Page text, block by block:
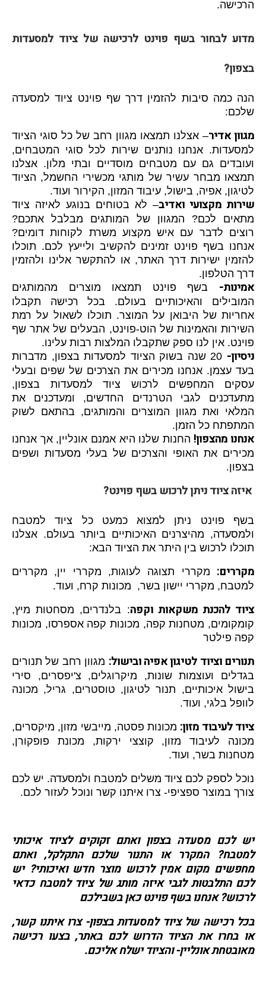
הרכישה.
מדוע לבחור בשף פוינט לרכישה של ציוד למסעדות
בצפון?
הנה כמה סיבות להזמין דרך שף פוינט ציוד למסעדה
שלכם:
מגוון אדיר– אצלנו תמצאו מגוון רחב של כל סוגי הציוד
למסעדות. אנחנו נותנים שירות לכל סוגי המטבחים,
ועובדים גם עם מטבחים מוסדיים ובתי מלון. אצלנו
תמצאו מבחר עשיר של מותגי מכשירי החשמל, הציוד
לטיגון, אפיה, בישול, עיבוד המזון, הקירור ועוד.
שירות מקצועי ואדיב– לא בטוחים בנוגע לאיזה ציוד
מתאים לכם? המגוון של המותגים מבלבל אתכם?
רוצים לדבר עם איש מקצוע משרת לקוחות דומים?
אנחנו בשף פוינט זמינים להקשיב ולייעץ לכם. תוכלו
להזמין ישירות דרך האתר, או להתקשר אלינו ולהזמין
דרך הטלפון.
אמינות- בשף פוינט תמצאו מוצרים מהמותגים
המובילים והאיכותיים בעולם. בכל רכישה תקבלו
אחריות של היבואן על המוצר. תוכלו לשאול על רמת
השירות והאמינות של הוט-פוינט, הבעלים של אתר שף
פוינט. אין לנו ספק שתקבלו המלצות רבות עלינו.
ניסיון-
20 שנה בשוק הציוד למסעדות בצפון, מדברות
בעד עצמן. אנחנו מכירים את הצרכים של שפים ובעלי
עסקים המחפשים לרכוש ציוד למסעדות בצפון,
מתעדכנים לגבי הטרנדים החדשים, ומעדכנים את
המלאי ואת מגוון המוצרים והמותגים, בהתאם לשוק
המתפתח כל הזמן.
אנחנו מהצפון! החנות שלנו היא אמנם אונליין, אך אנחנו
מכירים את האופי והצרכים של בעלי מסעדות ושפים
בצפון.
איזה ציוד ניתן לרכוש בשף פוינט?
בשף פוינט ניתן למצוא כמעט כל ציוד למטבח
ולמסעדה, מהיצרנים האיכותיים ביותר בעולם. אצלנו
תוכלו לרכוש בין היתר את הציוד הבא:
מקררים: מקררי תצוגה לעוגות, מקררי יין, מקררים
למטבח, מקררי יישון בשר, מכונות קרח, ועוד.
ציוד להכנת משקאות וקפה: בלנדרים, מסחטות מיץ,
קומקומים, מטחנות קפה, מכונות קפה אספרסו, מכונות
קפה פילטר
תנורים וציוד לטיגון אפיה ובישול: מגוון רחב של תנורים
בגדלים ועוצמות שונות, מיקרוגלים, צ'יפסרים, סירי
בישול איכותיים, תנור לטיגון, טוסטרים, גריל, מכונה
לוופל בלגי, ועוד.
ציוד לעיבוד מזון: מכונות פסטה, מייבשי מזון, מיקסרים,
מכונה לעיבוד מזון, קוצצי ירקות, מכונת פופקורן,
מטחנות בשר, ועוד.
נוכל לספק לכם ציוד משלים למטבח ולמסעדה. יש לכם
צורך במוצר ספציפי- צרו איתנו קשר ונוכל לעזור לכם.
יש לכם מסעדה בצפון ואתם זקוקים לציוד איכותי
למטבח? המקרר או התנור שלכם התקלקל, ואתם
מחפשים מקום אמין לרכוש מוצר חדש ואיכותי? יש
לכם התלבטות לגבי איזה מותג של ציוד למטבח כדאי
לרכוש? אנחנו בשף פוינט כאן בשבילכם
בכל רכישה של ציוד למסעדות בצפון- צרו איתנו קשר,
או בחרו את הציוד הדרוש לכם באתר, בצעו רכישה
מאובטחת אונליין- והציוד ישלח אליכם.